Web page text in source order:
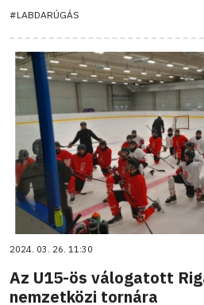
#LABDARÚGÁS
2024. 03. 26. 11:30
Az U15-ös válogatott
nemzetközi tornára